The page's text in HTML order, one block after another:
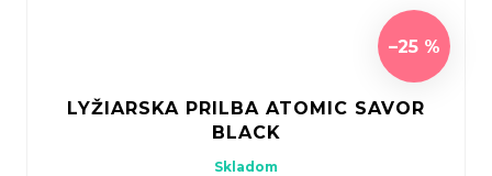
–25 %
LYŽIARSKA PRILBA ATOMIC SAVOR
BLACK
Skladom